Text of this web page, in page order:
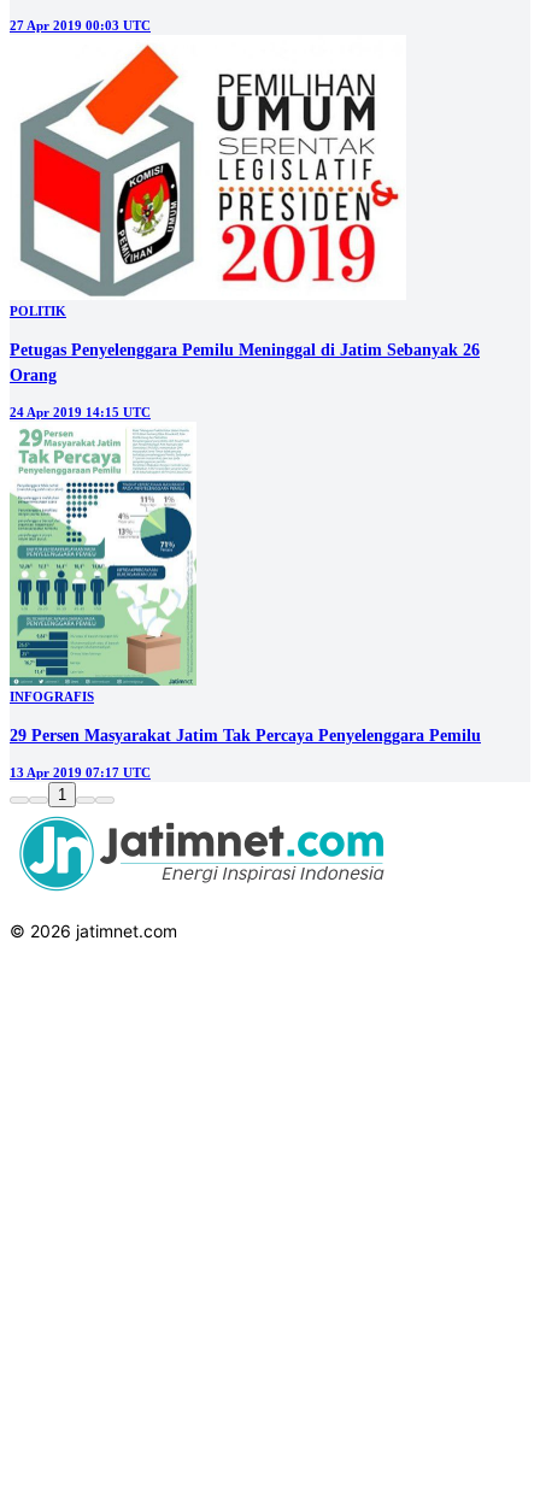
27 Apr 2019 00:03 UTC
POLITIK
Petugas Penyelenggara Pemilu Meninggal di Jatim Sebanyak 26
Orang
24 Apr 2019 14:15 UTC
INFOGRAFIS
29 Persen Masyarakat Jatim Tak Percaya Penyelenggara Pemilu
13 Apr 2019 07:17 UTC
1
© 2026 jatimnet.com